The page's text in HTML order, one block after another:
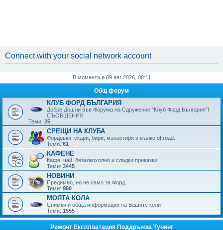
Connect with your social network account
В момента е 09 авг 2026, 08:11
Общ форум
КЛУБ ФОРД БЪЛГАРИЯ
Добре Дошли във Форума на Сдружение "Клуб Форд България"!
СЪОБЩЕНИЯ
Теми: 25
СРЕЩИ НА КЛУБА
Фордовки, скари, бири, манaстири и малко offroad.
Теми: 61
КАФЕНЕ
Кафе, чай, безалкохолно и сладки приказки.
Теми: 3445
НОВИНИ
Предимно, но не само за Форд.
Теми: 960
МОЯТА КОЛА
Снимки и обща информация на Вашите коли
Теми: 1555
Ремонт Експлоатация Поддръжка Тунинг